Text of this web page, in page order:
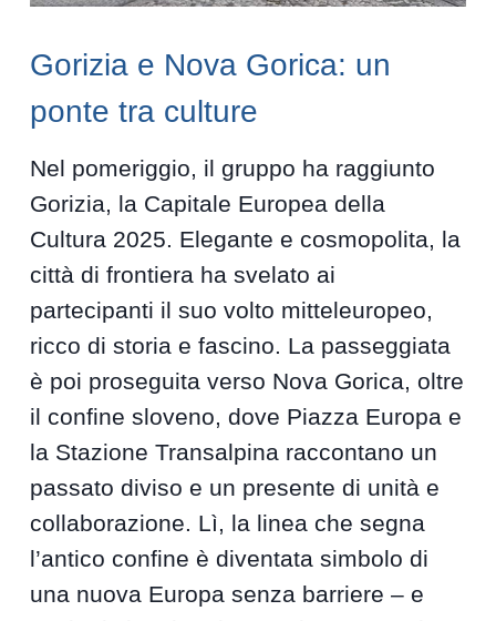
Gorizia e Nova Gorica: un
ponte tra culture
Nel pomeriggio, il gruppo ha raggiunto
Gorizia, la Capitale Europea della
Cultura 2025. Elegante e cosmopolita, la
città di frontiera ha svelato ai
partecipanti il suo volto mitteleuropeo,
ricco di storia e fascino. La passeggiata
è poi proseguita verso Nova Gorica, oltre
il confine sloveno, dove Piazza Europa e
la Stazione Transalpina raccontano un
passato diviso e un presente di unità e
collaborazione. Lì, la linea che segna
l’antico confine è diventata simbolo di
una nuova Europa senza barriere – e